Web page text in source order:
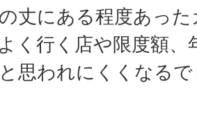
丈にある程度あっ
く行く店や限度額
思われにくくなる